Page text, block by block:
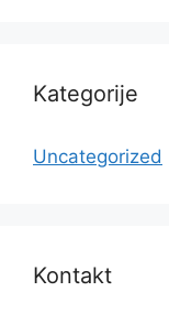
Kategorije
Uncategorized
Kontakt